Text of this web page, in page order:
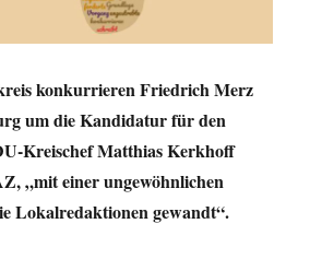
konkurrieren Friedrich Merz
um die Kandidatur für den
Kreischef Matthias Kerkhoff
„mit einer ungewöhnlichen
Lokalredaktionen gewandt“.